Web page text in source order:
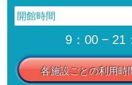
開館時間
9：00 − 21
各施設ごとの利用時